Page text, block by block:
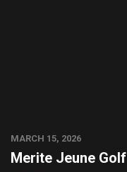
MARCH 15, 2026
Merite Jeune Golf